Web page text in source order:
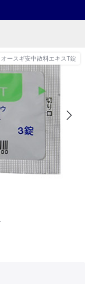
オースギ安中散料エキスT錠